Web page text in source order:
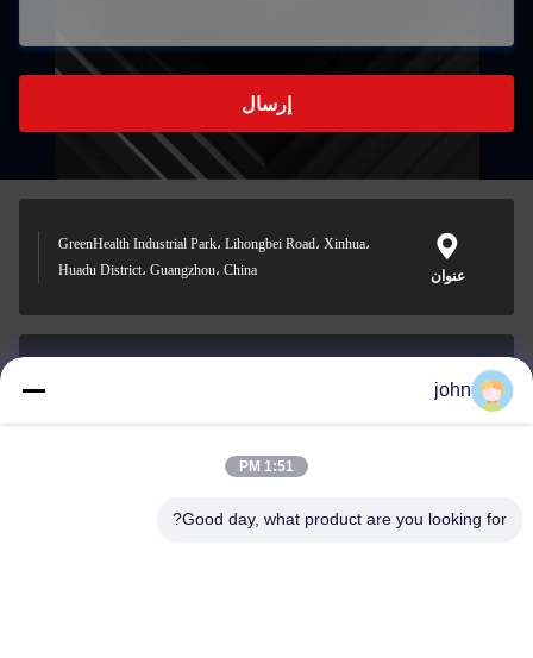
إرسال
عنوان
GreenHealth Industrial Park، Lihongbei Road، Xinhua،
Huadu District، Guangzhou، China
بريد إلكتروني
0086-153-7406-6785
john
1:51 PM
Good day, what product are you looking for?